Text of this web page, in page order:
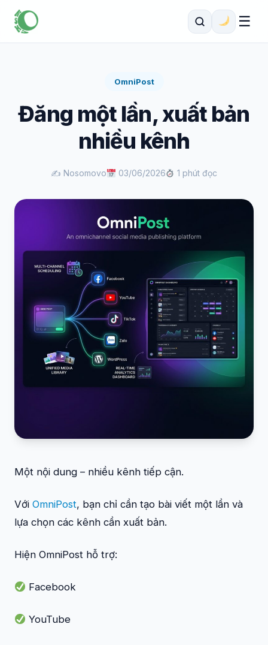
☰
OmniPost
Đăng một lần, xuất bản
nhiều kênh
✍️ Nosomovo 03/06/2026 1 phút đọc
Một nội dung – nhiều kênh tiếp cận.
Với OmniPost, bạn chỉ cần tạo bài viết một lần và
lựa chọn các kênh cần xuất bản.
Hiện OmniPost hỗ trợ:
Facebook
YouTube